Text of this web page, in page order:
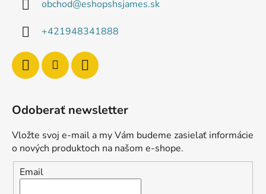
obchod@eshopshsjames.sk
+421948341888
Odoberať newsletter
Vložte svoj e-mail a my Vám budeme zasielať informácie
o nových produktoch na našom e-shope.
Email